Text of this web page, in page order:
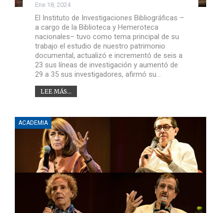
Ene 18, 2024
El Instituto de Investigaciones Bibliográficas –
a cargo de la Biblioteca y Hemeroteca
nacionales– tuvo como tema principal de su
trabajo el estudio de nuestro patrimonio
documental, actualizó e incrementó de seis a
23 sus líneas de investigación y aumentó de
29 a 35 sus investigadores, afirmó su…
LEE MÁS...
ACADEMIA